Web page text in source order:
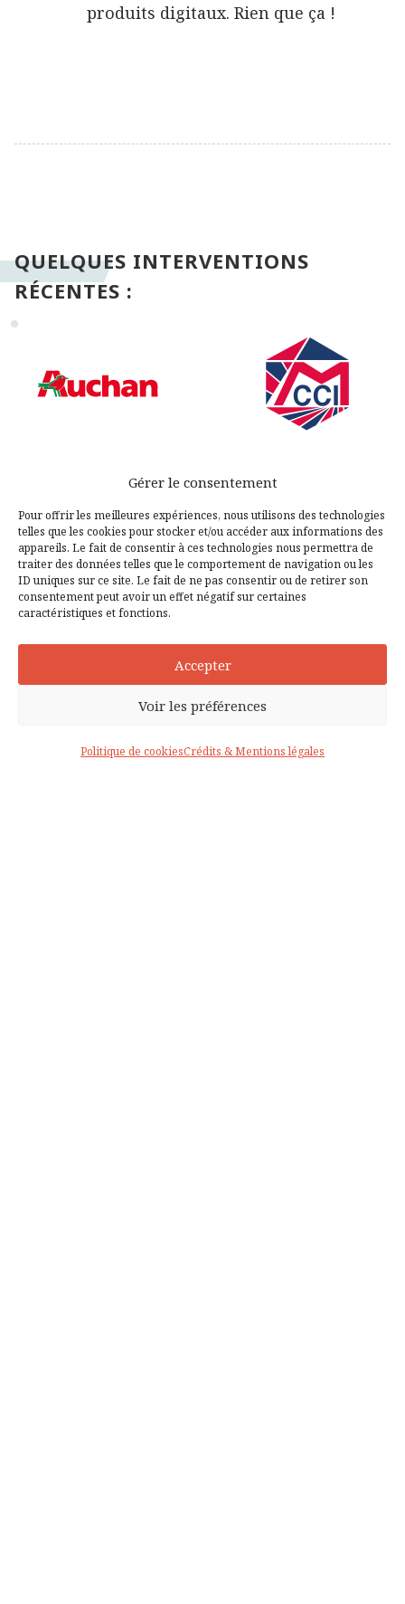
Gérer le consentement
Pour offrir les meilleures expériences, nous utilisons des technologies
telles que les cookies pour stocker et/ou accéder aux informations des
appareils. Le fait de consentir à ces technologies nous permettra de
traiter des données telles que le comportement de navigation ou les
ID uniques sur ce site. Le fait de ne pas consentir ou de retirer son
consentement peut avoir un effet négatif sur certaines
caractéristiques et fonctions.
Accepter
Voir les préférences
Politique de cookiesCrédits & Mentions légales
produits digitaux. Rien que ça !
QUELQUES INTERVENTIONS
RÉCENTES :